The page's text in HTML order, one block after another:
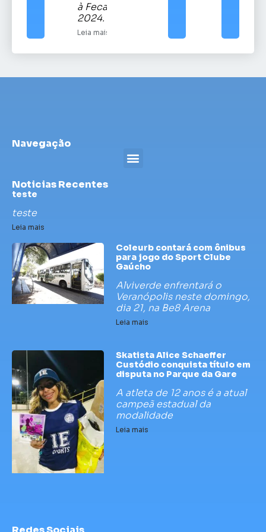
à Fecars
2024.
Leia mais
Navegação
Noticias Recentes
teste
teste
Leia mais
Coleurb contará com ônibus
para jogo do Sport Clube
Gaúcho
Alviverde enfrentará o
Veranópolis neste domingo,
dia 21, na Be8 Arena
Leia mais
Skatista Alice Schaeffer
Custódio conquista título em
disputa no Parque da Gare
A atleta de 12 anos é a atual
campeã estadual da
modalidade
Leia mais